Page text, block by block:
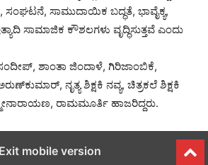
ಸಾಮುದಾಯಿಕ ಬದ್ಧತೆ, ಭಾವೈಕ್ಯ,
ಸಾಮಾಜಿಕ ಕೌಶಲಗಳು ವೃದ್ಧಿಸುತ್ತವೆ ಎಂದು
ಶಾಂತಾ ಜಿಂದಾಳೆ, ಗಿರಿಜಾಂಬಿಕೆ,
ನೃತ್ಯ ಶಿಕ್ಷಕಿ ನವ್ಯ, ಚಿತ್ರಕಲೆ ಶಿಕ್ಷಕಿ
ರಾಮಮೂರ್ತಿ ಹಾಜರಿದ್ದರು.
Exit mobile version